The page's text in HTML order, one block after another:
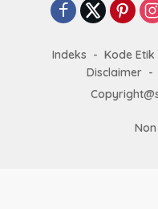
Indeks Kode Etik
Disclaimer